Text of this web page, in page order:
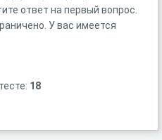
ответ на первый вопрос.
У вас имеется
18